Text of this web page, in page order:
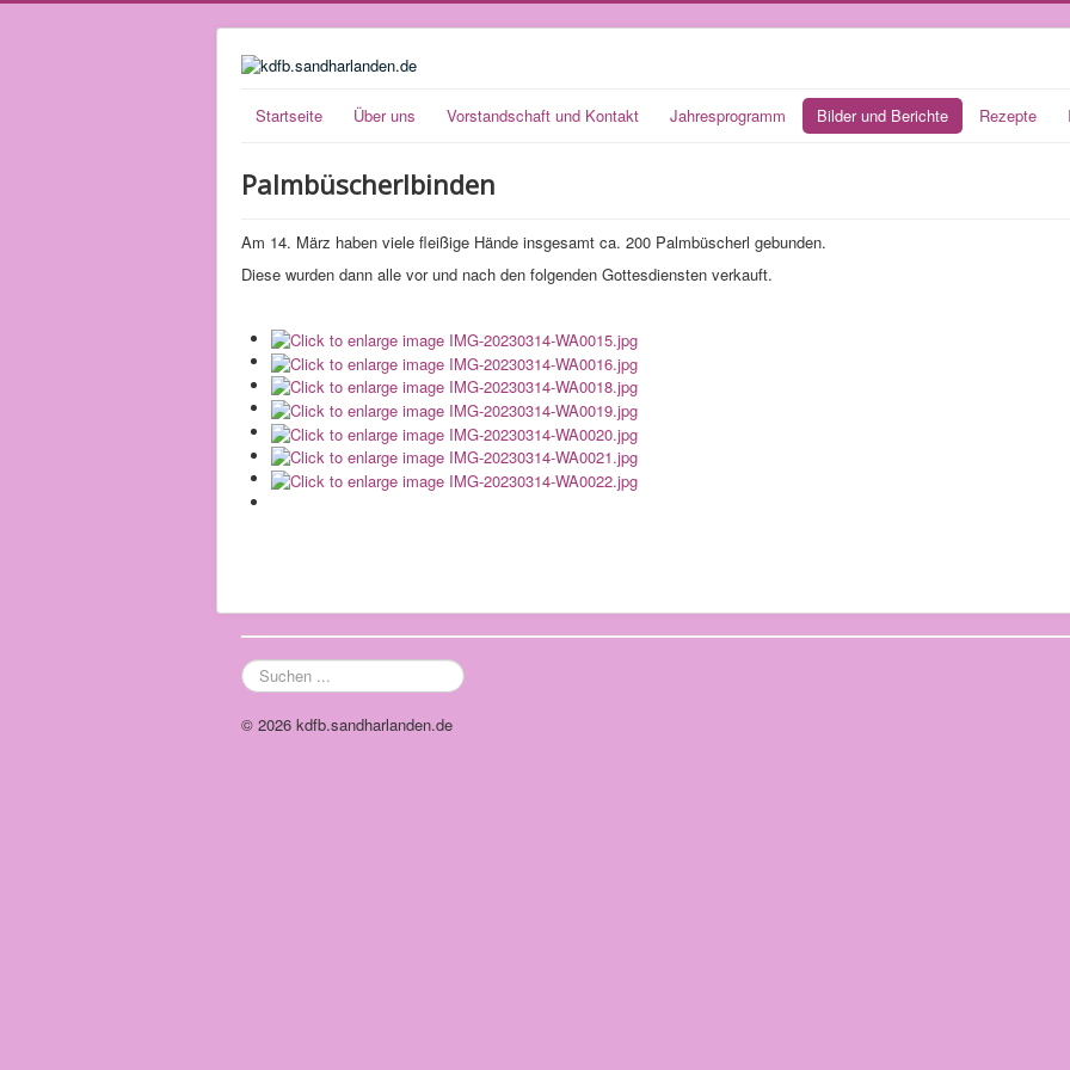
Startseite Über uns Vorstandschaft und Kontakt Jahresprogramm Bilder und Berichte Rezepte
Palmbüscherlbinden
Am 14. März haben viele fleißige Hände insgesamt ca. 200 Palmbüscherl gebunden.
Diese wurden dann alle vor und nach den folgenden Gottesdiensten verkauft.
Suchen
...
© 2026 kdfb.sandharlanden.de